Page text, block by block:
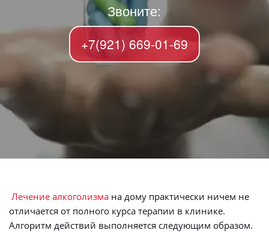
Звоните:
+7(921) 669-01-69
Лечение алкоголизма на дому практически ничем не
отличается от полного курса терапии в клинике.
Алгоритм действий выполняется следующим образом.